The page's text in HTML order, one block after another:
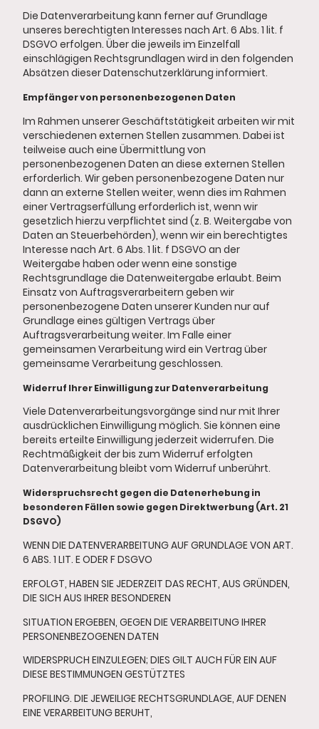
Die Datenverarbeitung kann ferner auf Grundlage
unseres berechtigten Interesses nach Art. 6 Abs. 1 lit. f
DSGVO erfolgen. Über die jeweils im Einzelfall
einschlägigen Rechtsgrundlagen wird in den folgenden
Absätzen dieser Datenschutzerklärung informiert.
Empfänger von personenbezogenen Daten
Im Rahmen unserer Geschäftstätigkeit arbeiten wir mit
verschiedenen externen Stellen zusammen. Dabei ist
teilweise auch eine Übermittlung von
personenbezogenen Daten an diese externen Stellen
erforderlich. Wir geben personenbezogene Daten nur
dann an externe Stellen weiter, wenn dies im Rahmen
einer Vertragserfüllung erforderlich ist, wenn wir
gesetzlich hierzu verpflichtet sind (z. B. Weitergabe von
Daten an Steuerbehörden), wenn wir ein berechtigtes
Interesse nach Art. 6 Abs. 1 lit. f DSGVO an der
Weitergabe haben oder wenn eine sonstige
Rechtsgrundlage die Datenweitergabe erlaubt. Beim
Einsatz von Auftragsverarbeitern geben wir
personenbezogene Daten unserer Kunden nur auf
Grundlage eines gültigen Vertrags über
Auftragsverarbeitung weiter. Im Falle einer
gemeinsamen Verarbeitung wird ein Vertrag über
gemeinsame Verarbeitung geschlossen.
Widerruf Ihrer Einwilligung zur Datenverarbeitung
Viele Datenverarbeitungsvorgänge sind nur mit Ihrer
ausdrücklichen Einwilligung möglich. Sie können eine
bereits erteilte Einwilligung jederzeit widerrufen. Die
Rechtmäßigkeit der bis zum Widerruf erfolgten
Datenverarbeitung bleibt vom Widerruf unberührt.
Widerspruchsrecht gegen die Datenerhebung in
besonderen Fällen sowie gegen Direktwerbung (Art. 21
DSGVO)
WENN DIE DATENVERARBEITUNG AUF GRUNDLAGE VON ART.
6 ABS. 1 LIT. E ODER F DSGVO
ERFOLGT, HABEN SIE JEDERZEIT DAS RECHT, AUS GRÜNDEN,
DIE SICH AUS IHRER BESONDEREN
SITUATION ERGEBEN, GEGEN DIE VERARBEITUNG IHRER
PERSONENBEZOGENEN DATEN
WIDERSPRUCH EINZULEGEN; DIES GILT AUCH FÜR EIN AUF
DIESE BESTIMMUNGEN GESTÜTZTES
PROFILING. DIE JEWEILIGE RECHTSGRUNDLAGE, AUF DENEN
EINE VERARBEITUNG BERUHT,